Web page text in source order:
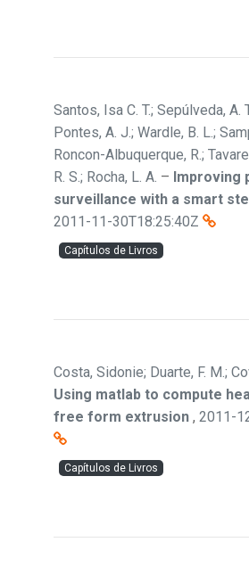
Santos, Isa C. T.; Sepúlveda, A.
Pontes, A. J.; Wardle, B. L.;
Roncon-Albuquerque, R.;
R. S.; Rocha, L. A. – Improving
surveillance with a smart
2011-11-30T18:25:40Z
Capítulos de Livros
Costa, Sidonie; Duarte, F. M.;
Using matlab to compute
free form extrusion , 2011-
Capítulos de Livros